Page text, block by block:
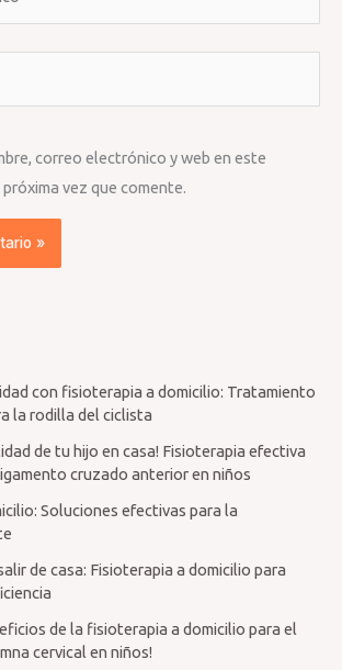
correo electrónico y web en este
vez que comente.
con fisioterapia a domicilio: Tratamiento
la rodilla del ciclista
de tu hijo en casa! Fisioterapia efectiva
cruzado anterior en niños
Soluciones efectivas para la
de casa: Fisioterapia a domicilio para
de la fisioterapia a domicilio para el
cervical en niños!